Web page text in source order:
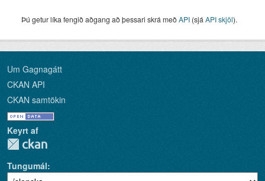
Þú getur líka fengið aðgang að þessari skrá meðAPI (sjá API skjöl).
Um Gagnagátt
CKAN API
CKAN samtökin
Keyrt af
Tungumál